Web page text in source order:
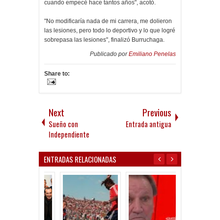
cuando empecé hace tantos años", acotó.
"No modificaría nada de mi carrera, me dolieron
las lesiones, pero todo lo deportivo y lo que logré
sobrepasa las lesiones", finalizó Burruchaga.
Publicado porEmiliano Penelas
Share to:
Next
Sueño con
Independiente
Previous
Entrada antigua
ENTRADAS RELACIONADAS